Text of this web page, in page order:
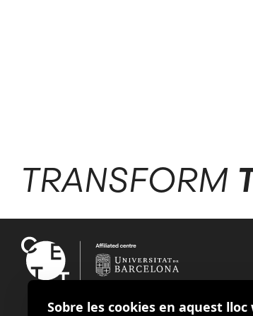
TRANSFORM
Sobre les cookies en aquest lloc